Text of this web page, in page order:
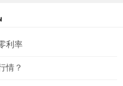
利率
情？